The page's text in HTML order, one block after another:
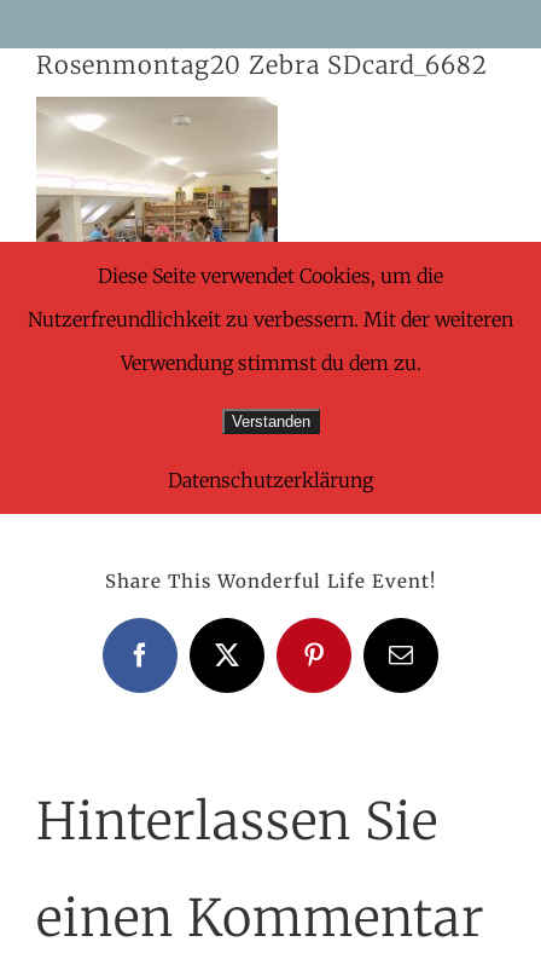
content
Rosenmontag20 Zebra SDcard_6682
Share This Wonderful Life Event!
FacebookX PinterestE-
Mail
Hinterlassen Sie
einen Kommentar
Diese Seite verwendet Cookies, um die
Nutzerfreundlichkeit zu verbessern. Mit der weiteren
Verwendung stimmst du dem zu.
Verstanden
Datenschutzerklärung